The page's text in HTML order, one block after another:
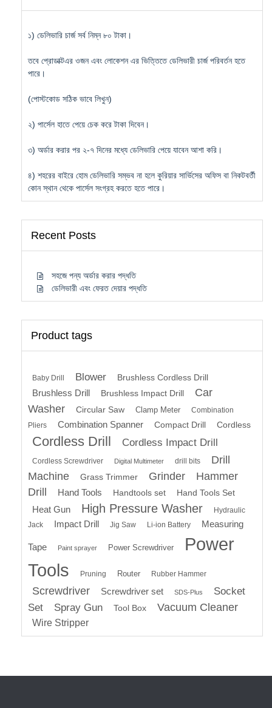
১) ডেলিভারি চার্জ সর্ব নিম্ন ৮০ টাকা।
তবে প্রোডাক্টএর ওজন এবং লোকেশন এর ভিত্তিতে ডেলিভারী চার্জ পরিবর্তন হতে
পারে।
(পোস্টকোড সঠিক ভাবে লিখুন)
২) পার্সেল হাতে পেয়ে চেক করে টাকা দিবেন।
৩) অর্ডার করার পর ২-৭ দিনের মধ্যে ডেলিভারি পেয়ে যাবেন আশা করি।
৪) শহরের বাইরে হোম ডেলিভারি সম্ভব না হলে কুরিয়ার সার্ভিসের অফিস বা নিকটবর্তী
কোন স্থান থেকে পার্সেল সংগ্রহ করতে হতে পারে।
Recent Posts
সহজে পন্য অর্ডার করার পদ্ধতি
ডেলিভারী এবং ফেরত দেয়ার পদ্ধতি
Product tags
Baby Drill Blower Brushless Cordless Drill
Brushless Drill Brushless Impact Drill
Car
Washer
Circular Saw Clamp Meter
Combination
Pliers
Combination Spanner Compact Drill Cordless
Cordless Drill Cordless Impact Drill
Cordless Screwdriver Digital Multimeter drill bits
Drill
Machine
Grass Trimmer Grinder
Hammer
Drill
Hand Tools Handtools set Hand Tools Set
Heat Gun High Pressure Washer
Hydraulic
Jack
Impact Drill Jig Saw Li-ion Battery Measuring
Tape Paint sprayer Power Screwdriver
Power
Tools
Pruning Router Rubber Hammer
Screwdriver Screwdriver set SDS-Plus
Socket
Set
Spray Gun Tool Box Vacuum Cleaner
Wire Stripper